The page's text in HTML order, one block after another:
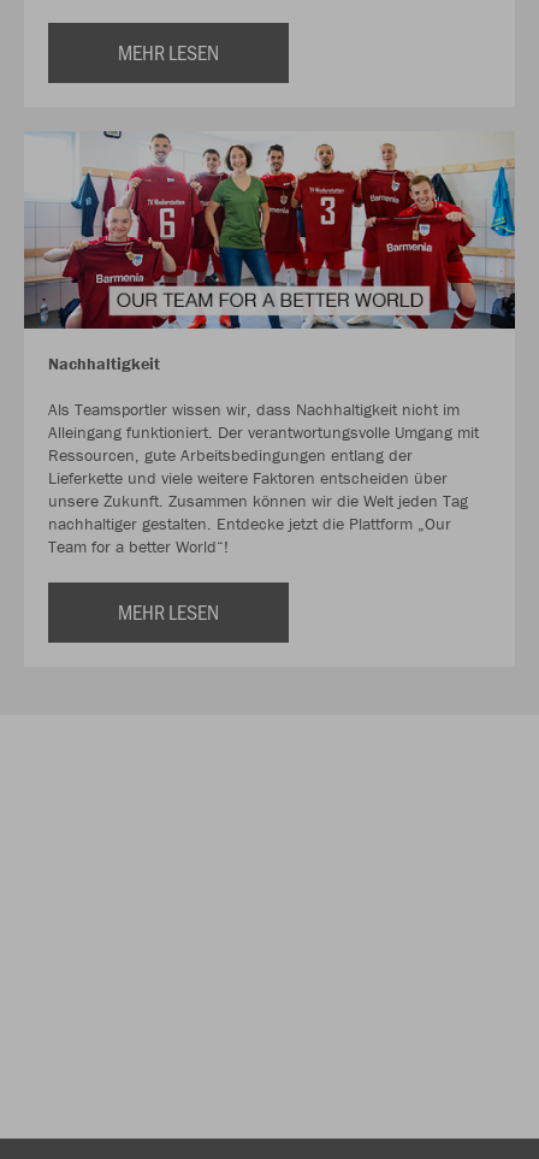
MEHR LESEN
Nachhaltigkeit
Als Teamsportler wissen wir, dass Nachhaltigkeit nicht im
Alleingang funktioniert. Der verantwortungsvolle Umgang mit
Ressourcen, gute Arbeitsbedingungen entlang der
Lieferkette und viele weitere Faktoren entscheiden über
unsere Zukunft. Zusammen können wir die Welt jeden Tag
nachhaltiger gestalten. Entdecke jetzt die Plattform „Our
Team for a better World“!
MEHR LESEN